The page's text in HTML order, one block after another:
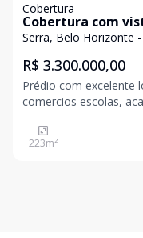
Cobertura
Cobertura com
Serra, Belo Horizonte
R$ 3.300.000,00
Prédio com excelente
comercios escolas,
Supermercados,
Aleixo, Escola Da
223m²